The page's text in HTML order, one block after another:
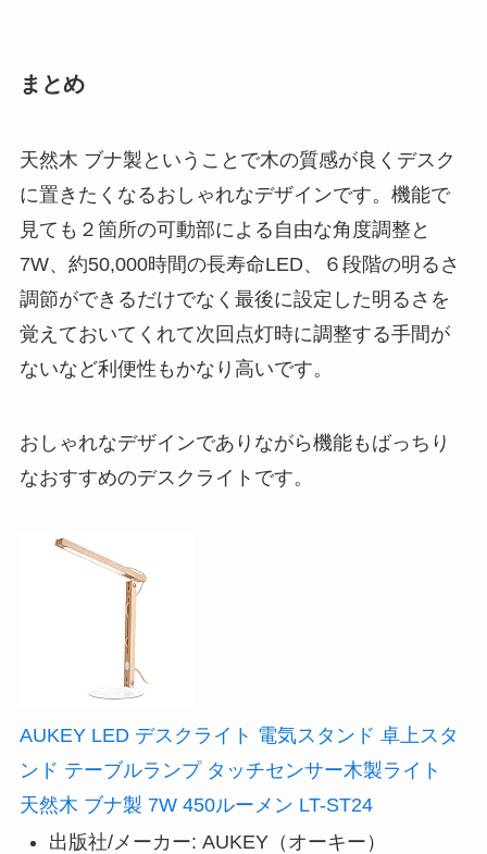
まとめ
天然木 ブナ製ということで木の質感が良くデスク
に置きたくなるおしゃれなデザインです。機能で
見ても２箇所の可動部による自由な角度調整と
7W、約50,000時間の長寿命LED、６段階の明るさ
調節ができるだけでなく最後に設定した明るさを
覚えておいてくれて次回点灯時に調整する手間が
ないなど利便性もかなり高いです。
おしゃれなデザインでありながら機能もばっちり
なおすすめのデスクライトです。
AUKEY LED デスクライト 電気スタンド 卓上スタ
ンド テーブルランプ タッチセンサー木製ライト
天然木 ブナ製 7W 450ルーメン LT-ST24
出版社/メーカー: AUKEY（オーキー）